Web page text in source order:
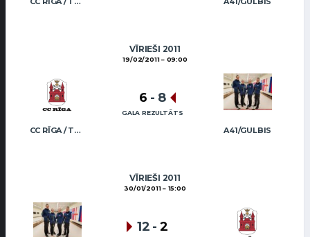
VĪRIEŠI 2011
19/02/2011 09:00
CC RĪGA / TRUKŠĀNS A41/GULBIS
6 - 8
GALA REZULTĀTS
VĪRIEŠI 2011
30/01/2011 15:00
12 - 2